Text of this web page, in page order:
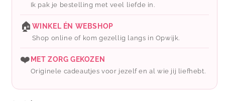
Ik pak je bestelling met veel liefde in.
🏠 WINKEL ÉN WEBSHOP
Shop online of kom gezellig langs in Opwijk.
❤️ MET ZORG GEKOZEN
Originele cadeautjes voor jezelf en al wie jij liefhebt.